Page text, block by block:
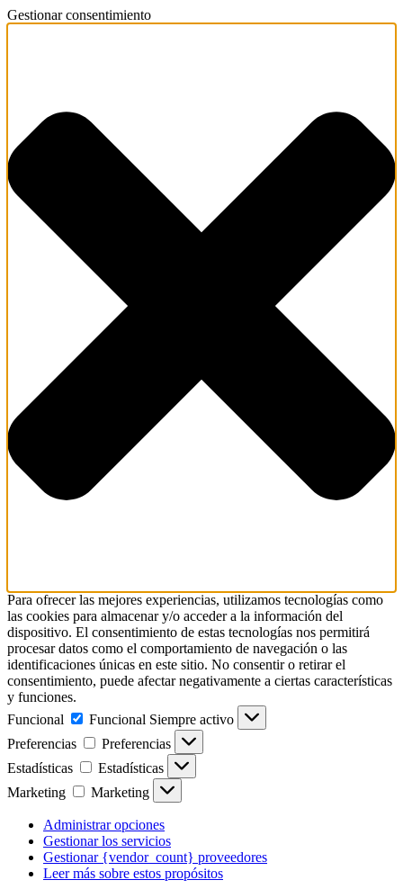
Gestionar consentimiento
Para ofrecer las mejores experiencias, utilizamos tecnologías como
las cookies para almacenar y/o acceder a la información del
dispositivo. El consentimiento de estas tecnologías nos permitirá
procesar datos como el comportamiento de navegación o las
identificaciones únicas en este sitio. No consentir o retirar el
consentimiento, puede afectar negativamente a ciertas características
y funciones.
Funcional
Funcional Siempre activo
Preferencias
Preferencias
Estadísticas
Estadísticas
Marketing
Marketing
Administrar opciones
Gestionar los servicios
Gestionar {vendor_count} proveedores
Leer más sobre estos propósitos